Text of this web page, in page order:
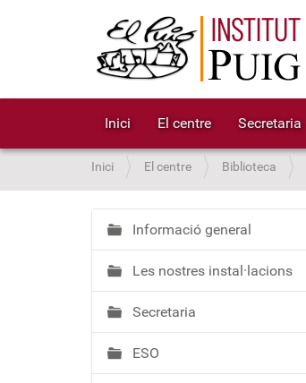
Inici El centre Secretaria
S
o
u
:
Inici El centre Biblioteca
N
a
v
e
g
a
c
Informació general
Les nostres instal·lacions
Secretaria
ESO